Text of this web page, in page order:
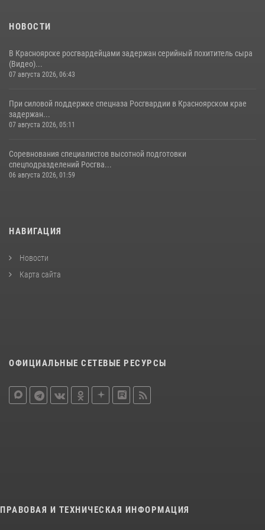
НОВОСТИ
В Красноярске росгвардейцами задержан серийный похититель сыра
(Видео)...
07 августа 2026, 06:43
При силовой поддержке спецназа Росгвардии в Красноярском крае
задержан...
07 августа 2026, 05:11
Соревнования специалистов высотной подготовки
спецподразделений Росгва...
06 августа 2026, 01:59
НАВИГАЦИЯ
Новости
Карта сайта
ОФИЦИАЛЬНЫЕ СЕТЕВЫЕ РЕСУРСЫ
ПРАВОВАЯ И ТЕХНИЧЕСКАЯ ИНФОРМАЦИЯ